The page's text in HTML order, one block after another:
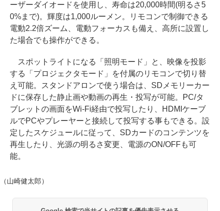
ーザーダイオードを使用し、寿命は20,000時間(明るさ5
0%まで)。輝度は1,000ルーメン。リモコンで制御できる
電動2.2倍ズーム、電動フォーカスも備え、高所に設置し
た場合でも操作ができる。
スポットライトになる「照明モード」と、映像を投影
する「プロジェクタモード」を付属のリモコンで切り替
え可能。スタンドアロンで使う場合は、SDメモリーカー
ドに保存した静止画や動画の再生・投写が可能。PC/タ
ブレットの画面をWi-Fi経由で投写したり、HDMIケーブ
ルでPCやプレーヤーと接続して投写する事もできる。設
定したスケジュールに従って、SDカードのコンテンツを
再生したり、光源の明るさ変更、電源のON/OFFも可
能。
（山崎健太郎）